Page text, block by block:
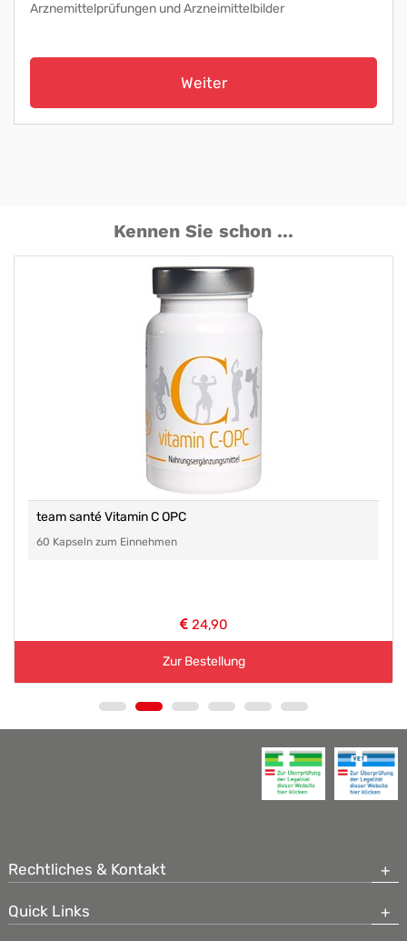
Arznemittelprüfungen und Arzneimittelbilder
Weiter
Kennen Sie schon ...
team santé Vitamin C OPC
60 Kapseln zum Einnehmen
24,90
Zur Bestellung
Rechtliches & Kontakt
Quick Links